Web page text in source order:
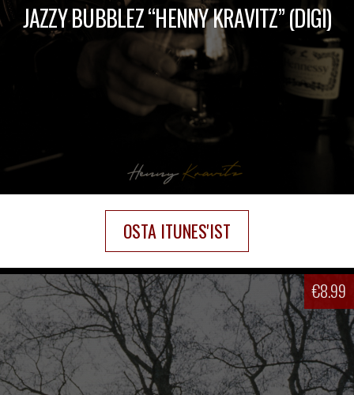
JAZZY BUBBLEZ “HENNY KRAVITZ” (DIGI)
OSTA ITUNES'IST
€8.99